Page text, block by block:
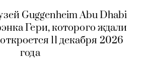
Guggenheim Abu Dhabi
Гери, которого ждали
11 декабря 2026
года